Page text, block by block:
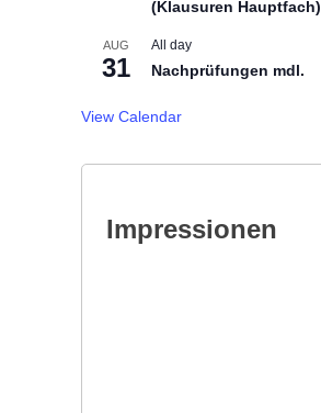
(Klausuren Hauptfach)
AUG
31
All day
Nachprüfungen mdl.
View Calendar
Impressionen